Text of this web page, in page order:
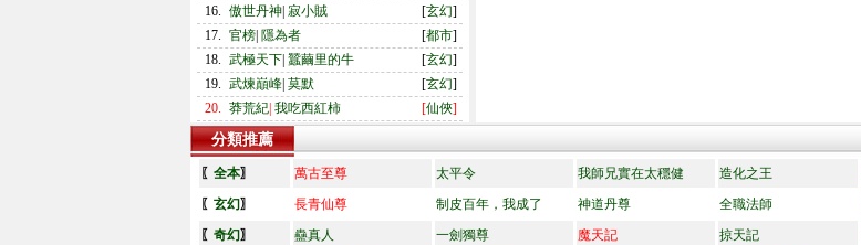
16. 傲世丹神 寂小賊 [玄幻]
17. 官榜 隱為者 [都市]
18. 武極天下 蠶繭里的牛 [玄幻]
19. 武煉巔峰 莫默 [玄幻]
20. 莽荒紀 我吃西紅柿 [仙俠]
分類推薦
〖 全本〗 萬古至尊 太平令 我師兄實在太穩健 造化之王
〖 玄幻〗 長青仙尊 制皮百年，我成了 神道丹尊 全職法師
〖 奇幻〗 蠱真人 一劍獨尊 魔天記 掠天記